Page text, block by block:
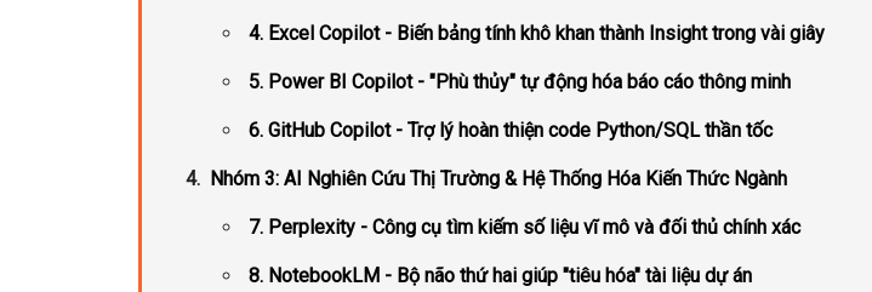
4. Excel Copilot - Biến bảng tính khô khan thành Insight trong vài giây
5. Power BI Copilot - "Phù thủy" tự động hóa báo cáo thông minh
6. GitHub Copilot - Trợ lý hoàn thiện code Python/SQL thần tốc
Nhóm 3: AI Nghiên Cứu Thị Trường & Hệ Thống Hóa Kiến Thức Ngành
7. Perplexity - Công cụ tìm kiếm số liệu vĩ mô và đối thủ chính xác
8. NotebookLM - Bộ não thứ hai giúp "tiêu hóa" tài liệu dự án